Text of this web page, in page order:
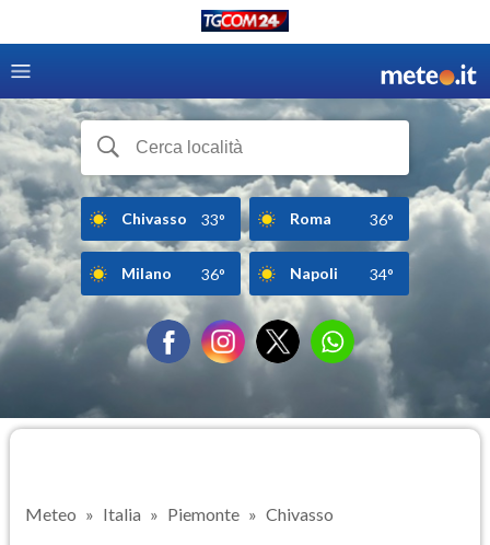
Chivasso 33° Roma 36°
Milano 36° Napoli 34°
Meteo Italia Piemonte Chivasso